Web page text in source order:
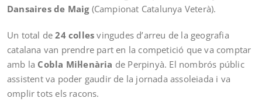
Dansaires de Maig(Campionat Catalunya Veterà).
Un total de24 colles vingudes d’arreu de la geografia
catalana van prendre part en la competició que va comptar
amb la Cobla Mil·lenària de Perpinyà. El nombrós públic
assistent va poder gaudir de la jornada assoleiada i va
omplir tots els racons.